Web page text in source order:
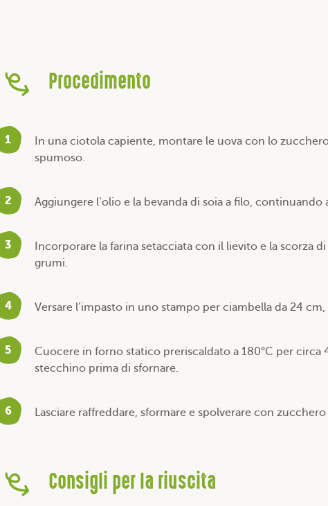
Procedimento
1
In una ciotola capiente, montare le uova con lo
spumoso.
2 Aggiungere l’olio e la bevanda di soia a filo, continuando
3
Incorporare la farina setacciata con il lievito e la scorza
grumi.
4 Versare l’impasto in uno stampo per ciambella da 24
5
Cuocere in forno statico preriscaldato a 180°C per circa
stecchino prima di sfornare.
6 Lasciare raffreddare, sformare e spolverare con
Consigli per la riuscita